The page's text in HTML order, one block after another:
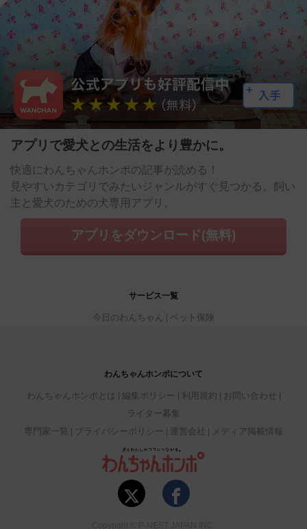
アプリで愛犬との生活をより豊かに。
快適にわんちゃんホンポの記事が読める！
見やすいカテゴリでみたいジャンルがすぐ見つかる。飼い
主と愛犬のための犬専用アプリ。
アプリをダウンロード(無料)
サービス一覧
今日のわんちゃん ペット保険
わんちゃんホンポについて
わんちゃんホンポとは 編集ポリシー 利用規約
お問い合わせ
ライター募集
専門家一覧
プライバシーポリシー 運営会社 メディア掲載情報